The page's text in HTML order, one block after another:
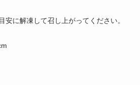
に解凍して召し上がってください。